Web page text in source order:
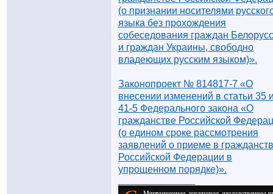
(о признании носителями
языка без прохождения
собеседования граждан
и граждан Украины, свободно
владеющих русским языком)».
Законопроект № 814817-7 «О
внесении изменений в статьи 35
41-5 Федерального закона «О
гражданстве Российской
(о едином сроке рассмотрения
заявлений о приеме в
Российской Федерации в
упрощенном порядке)».